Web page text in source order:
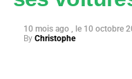
10 mois ago
10 octobre
By Christophe